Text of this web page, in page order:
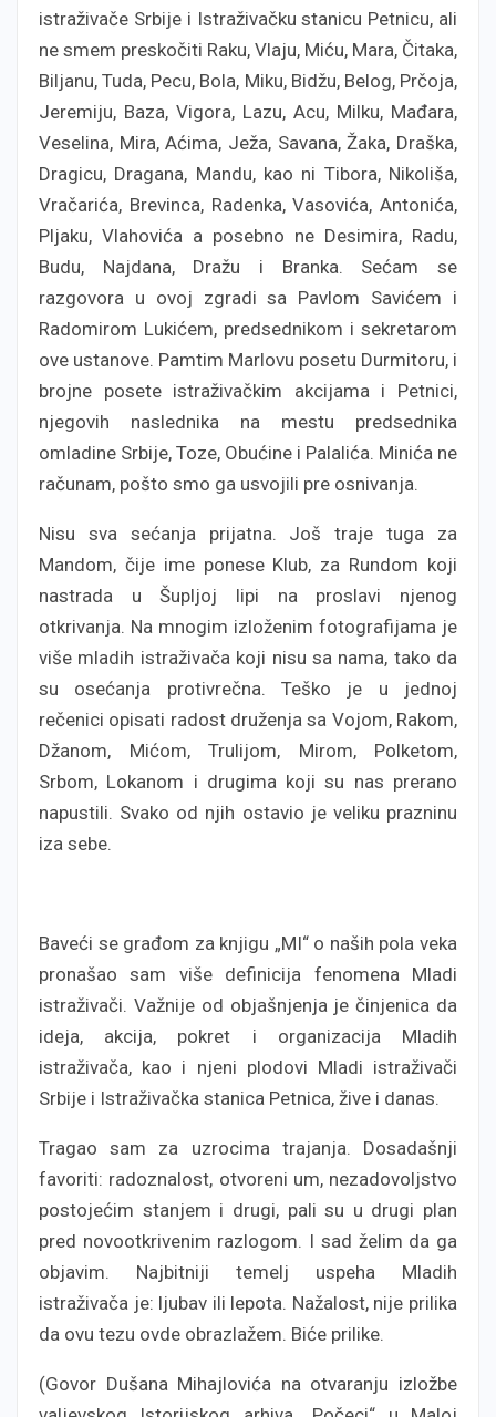
istraživače Srbije i Istraživačku stanicu Petnicu, ali
ne smem preskočiti Raku, Vlaju, Miću, Mara, Čitaka,
Biljanu, Tuda, Pecu, Bola, Miku, Bidžu, Belog, Prčoja,
Jeremiju, Baza, Vigora, Lazu, Acu, Milku, Mađara,
Veselina, Mira, Aćima, Ježa, Savana, Žaka, Draška,
Dragicu, Dragana, Mandu, kao ni Tibora, Nikoliša,
Vračarića, Brevinca, Radenka, Vasovića, Antonića,
Pljaku, Vlahovića a posebno ne Desimira, Radu,
Budu, Najdana, Dražu i Branka. Sećam se
razgovora u ovoj zgradi sa Pavlom Savićem i
Radomirom Lukićem, predsednikom i sekretarom
ove ustanove. Pamtim Marlovu posetu Durmitoru, i
brojne posete istraživačkim akcijama i Petnici,
njegovih naslednika na mestu predsednika
omladine Srbije, Toze, Obućine i Palalića. Minića ne
računam, pošto smo ga usvojili pre osnivanja.
Nisu sva sećanja prijatna. Još traje tuga za
Mandom, čije ime ponese Klub, za Rundom koji
nastrada u Šupljoj lipi na proslavi njenog
otkrivanja. Na mnogim izloženim fotografijama je
više mladih istraživača koji nisu sa nama, tako da
su osećanja protivrečna. Teško je u jednoj
rečenici opisati radost druženja sa Vojom, Rakom,
Džanom, Mićom, Trulijom, Mirom, Polketom,
Srbom, Lokanom i drugima koji su nas prerano
napustili. Svako od njih ostavio je veliku prazninu
iza sebe.
Baveći se građom za knjigu „MI“ o naših pola veka
pronašao sam više definicija fenomena Mladi
istraživači. Važnije od objašnjenja je činjenica da
ideja, akcija, pokret i organizacija Mladih
istraživača, kao i njeni plodovi Mladi istraživači
Srbije i Istraživačka stanica Petnica, žive i danas.
Tragao sam za uzrocima trajanja. Dosadašnji
favoriti: radoznalost, otvoreni um, nezadovoljstvo
postojećim stanjem i drugi, pali su u drugi plan
pred novootkrivenim razlogom. I sad želim da ga
objavim. Najbitniji temelj uspeha Mladih
istraživača je: ljubav ili lepota. Nažalost, nije prilika
da ovu tezu ovde obrazlažem. Biće prilike.
(Govor Dušana Mihajlovića na otvaranju izložbe